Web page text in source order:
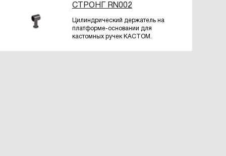
СТРОНГ RN002
Цилиндрический держатель на
платформе-основании для
кастомных ручек КАСТОМ.